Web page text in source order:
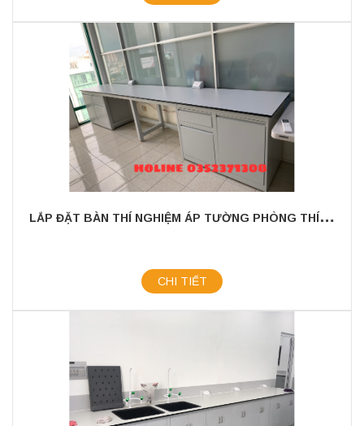
L
ẮP ĐẶT BÀN THÍ NGHIỆM ÁP TƯỜNG PHÒNG THÍ NGHIỆM POULPHARM VIỆT NAM
CHI TIẾT